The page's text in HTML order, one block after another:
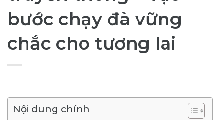
bước chạy đà vững
chắc cho tương lai
Nội dung chính